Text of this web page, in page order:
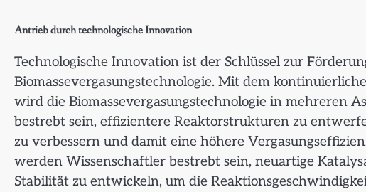
Antrieb durch technologische Innovation
Technologische Innovation ist der Schlüssel zur
Biomassevergasungstechnologie. Mit dem
wird die Biomassevergasungstechnologie in mehreren
bestrebt sein, effizientere Reaktorstrukturen zu
zu verbessern und damit eine höhere
werden Wissenschaftler bestrebt sein, neuartige
Stabilität zu entwickeln, um die